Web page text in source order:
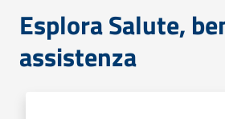
Esplora Salute,
assistenza